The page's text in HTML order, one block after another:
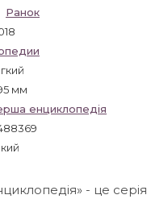
Ранок
мм
енциклопедія
- це серія